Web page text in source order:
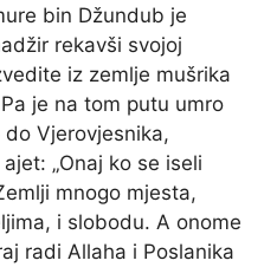
bin Džundub je
rekavši svojoj
iz zemlje mušrika
je na tom putu umro
Vjerovjesnika,
„Onaj ko se iseli
mnogo mjesta,
i slobodu. A onome
radi Allaha i Poslanika